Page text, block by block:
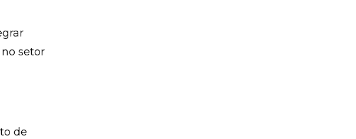
setor
de